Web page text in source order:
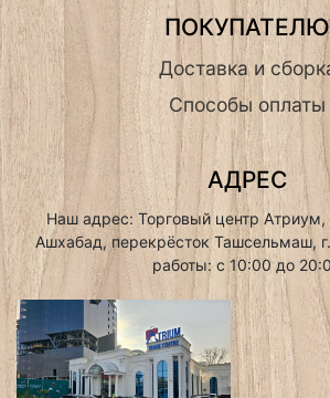
ПОКУПАТЕЛЮ
Доставка и
Способы оплаты
АДРЕС
Наш адрес: Торговый центр Атриум,
Ашхабад, перекрёсток Ташсельмаш,
работы: с 10:00 до